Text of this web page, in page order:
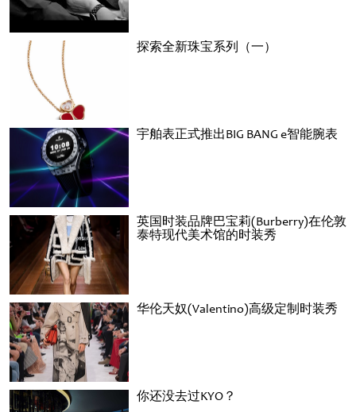
探索全新珠宝系列（一）
宇舶表正式推出BIG BANG e智能腕表
英国时装品牌巴宝莉(Burberry)在伦敦
泰特现代美术馆的时装秀
华伦天奴(Valentino)高级定制时装秀
你还没去过KYO？